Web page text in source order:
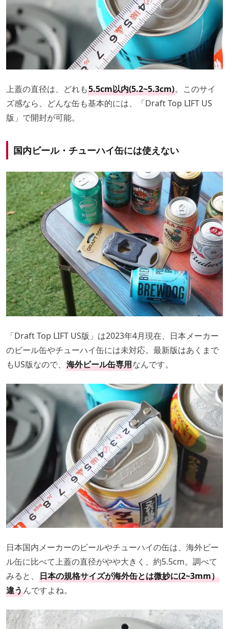
上蓋の直径は、どれも5.5cm以内(5.2~5.3cm)。このサイ
ズ感なら、どんな缶も基本的には、「Draft Top LIFT US
版」で開封が可能。
国内ビール・チューハイ缶には使えない
「Draft Top LIFT US版」は2023年4月現在、日本メーカー
のビール缶やチューハイ缶には未対応。最新版はあくまで
もUS版なので、 海外ビール缶専用なんです。
日本国内メーカーのビールやチューハイの缶は、海外ビー
ル缶に比べて上蓋の直径がやや大きく、約5.5cm。調べて
みると、 日本の規格サイズが海外缶とは微妙に(2~3mm）
違うんですよね。